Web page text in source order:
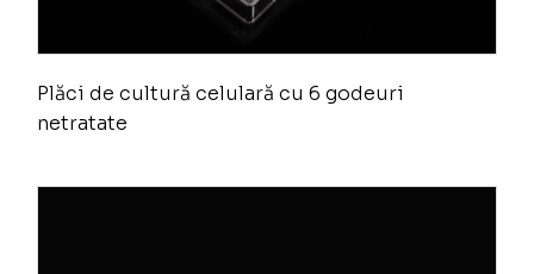
Plăci de cultură celulară cu 6 godeuri
netratate